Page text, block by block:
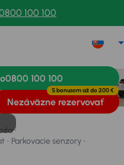
100 100
Parkovacie senzory
0800 100 100
Nezáväzne rezervovať
S bonusom až do200 €